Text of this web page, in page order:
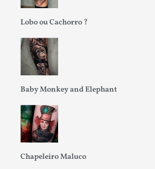
Lobo ou Cachorro ?
Baby Monkey and Elephant
Chapeleiro Maluco